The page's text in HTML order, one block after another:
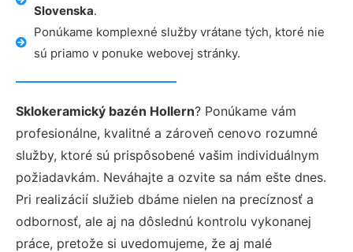
Slovenska.
Ponúkame komplexné služby vrátane tých, ktoré nie
sú priamo v ponuke webovej stránky.
Sklokeramický bazén Hollern? Ponúkame vám
profesionálne, kvalitné a zároveň cenovo rozumné
služby, ktoré sú prispôsobené vašim individuálnym
požiadavkám. Neváhajte a ozvite sa nám ešte dnes.
Pri realizácií služieb dbáme nielen na precíznosť a
odbornosť, ale aj na dôslednú kontrolu vykonanej
práce, pretože si uvedomujeme, že aj malé